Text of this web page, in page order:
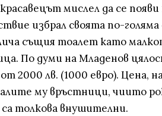
мислел да се
избрал своята по-голяма
същия тоалет като
По думи на Младенов
2000 лв. (1000 евро). Цена,
му връстници, чиито
са толкова внушителни.